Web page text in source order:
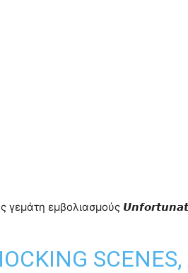
γεμάτη εμβολιασμούς